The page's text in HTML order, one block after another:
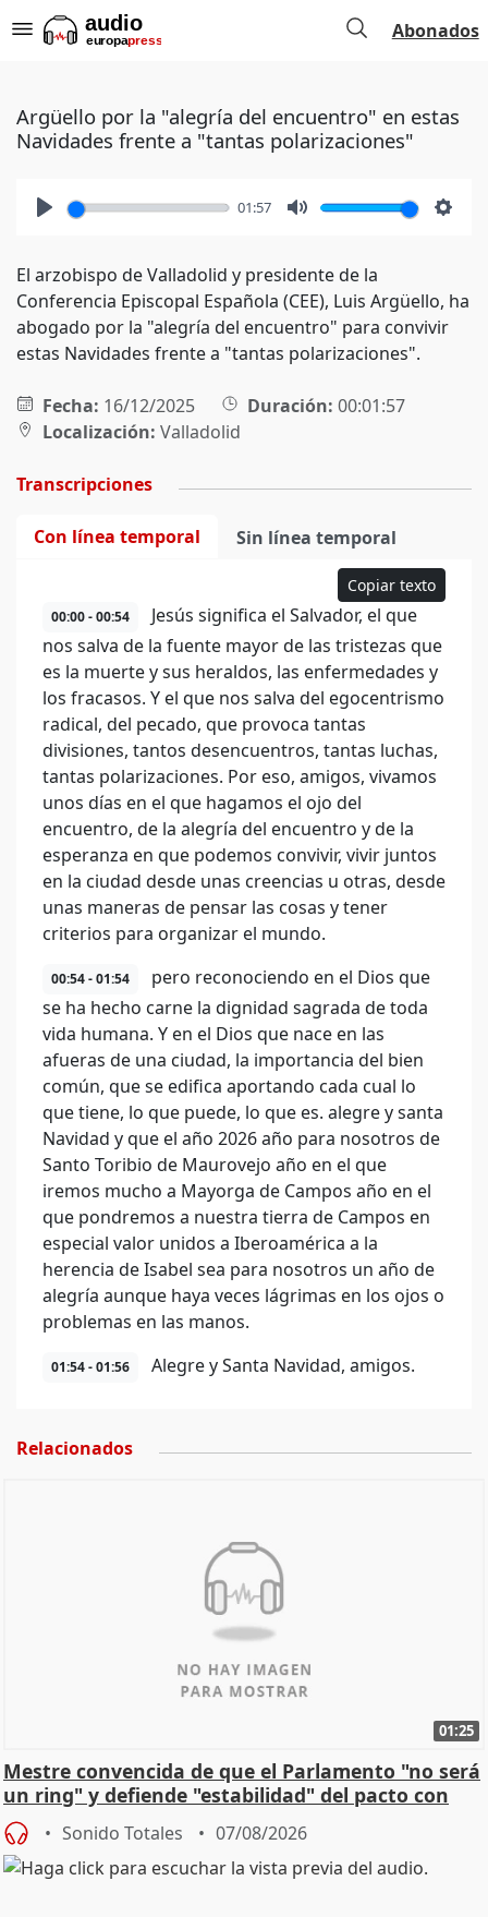
Abonados
Argüello por la "alegría del encuentro" en estas
Navidades frente a "tantas polarizaciones"
01:57
El arzobispo de Valladolid y presidente de la
Conferencia Episcopal Española (CEE), Luis Argüello, ha
abogado por la "alegría del encuentro" para convivir
estas Navidades frente a "tantas polarizaciones".
Fecha: 16/12/2025 Duración: 00:01:57
Localización: Valladolid
Transcripciones
Con línea temporal Sin línea temporal
Copiar texto
00:00 - 00:54
Jesús significa el Salvador, el que
nos salva de la fuente mayor de las tristezas que
es la muerte y sus heraldos, las enfermedades y
los fracasos. Y el que nos salva del egocentrismo
radical, del pecado, que provoca tantas
divisiones, tantos desencuentros, tantas luchas,
tantas polarizaciones. Por eso, amigos, vivamos
unos días en el que hagamos el ojo del
encuentro, de la alegría del encuentro y de la
esperanza en que podemos convivir, vivir juntos
en la ciudad desde unas creencias u otras, desde
unas maneras de pensar las cosas y tener
criterios para organizar el mundo.
00:54 - 01:54
pero reconociendo en el Dios que
se ha hecho carne la dignidad sagrada de toda
vida humana. Y en el Dios que nace en las
afueras de una ciudad, la importancia del bien
común, que se edifica aportando cada cual lo
que tiene, lo que puede, lo que es. alegre y santa
Navidad y que el año 2026 año para nosotros de
Santo Toribio de Maurovejo año en el que
iremos mucho a Mayorga de Campos año en el
que pondremos a nuestra tierra de Campos en
especial valor unidos a Iberoamérica a la
herencia de Isabel sea para nosotros un año de
alegría aunque haya veces lágrimas en los ojos o
problemas en las manos.
01:54 - 01:56 Alegre y Santa Navidad, amigos.
Relacionados
01:25
Mestre convencida de que el Parlamento "no será
un ring" y defiende "estabilidad" del pacto con
Vox
Sonido Totales 07/08/2026